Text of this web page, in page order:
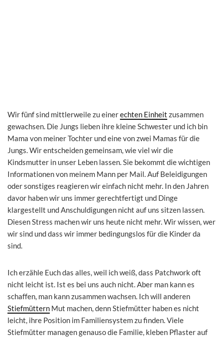
Wir fünf sind mittlerweile zu einerechten Einheit zusammen
gewachsen. Die Jungs lieben ihre kleine Schwester und ich bin
Mama von meiner Tochter und eine von zwei Mamas für die
Jungs. Wir entscheiden gemeinsam, wie viel wir die
Kindsmutter in unser Leben lassen. Sie bekommt die wichtigen
Informationen von meinem Mann per Mail. Auf Beleidigungen
oder sonstiges reagieren wir einfach nicht mehr. In den Jahren
davor haben wir uns immer gerechtfertigt und Dinge
klargestellt und Anschuldigungen nicht auf uns sitzen lassen.
Diesen Stress machen wir uns heute nicht mehr. Wir wissen, wer
wir sind und dass wir immer bedingungslos für die Kinder da
sind.
Ich erzähle Euch das alles, weil ich weiß, dass Patchwork oft
nicht leicht ist. Ist es bei uns auch nicht. Aber man kann es
schaffen, man kann zusammen wachsen. Ich will anderen
Stiefmüttern Mut machen, denn Stiefmütter haben es nicht
leicht, ihre Position im Familiensystem zu finden. Viele
Stiefmütter managen genauso die Familie, kleben Pflaster auf